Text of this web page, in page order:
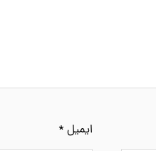
ایمیل *